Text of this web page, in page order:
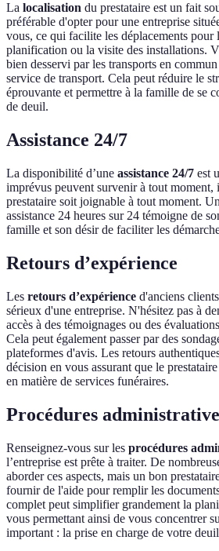
La localisation du prestataire est un fait
préférable d'opter pour une entreprise
vous, ce qui facilite les déplacements pour
planification ou la visite des installations.
bien desservi par les transports en
service de transport. Cela peut réduire le
éprouvante et permettre à la famille de se
de deuil.
Assistance 24/7
La disponibilité d’une assistance 24/7 est
imprévus peuvent survenir à tout moment,
prestataire soit joignable à tout moment.
assistance 24 heures sur 24 témoigne de
famille et son désir de faciliter les
Retours d’expérience
Les retours d’expérience d'anciens
sérieux d'une entreprise. N'hésitez pas à
accès à des témoignages ou des
Cela peut également passer par des
plateformes d'avis. Les retours
décision en vous assurant que le
en matière de services funéraires.
Procédures
Renseignez-vous sur les procédures
l’entreprise est prête à traiter. De
aborder ces aspects, mais un bon
fournir de l'aide pour remplir les
complet peut simplifier grandement la
vous permettant ainsi de vous concentrer
important : la prise en charge de votre